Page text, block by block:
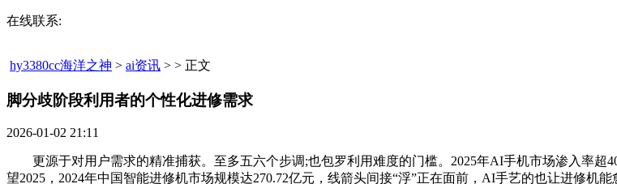
在线联系:
hy3380cc海洋之神 > ai资讯 > > 正文
脚分歧阶段利用者的个性化进修需求​
2026-01-02 21:11
更源于对用户需求的精准捕获。至多五六个步调;也包罗利用难度的门槛。2025年AI手机市场渗入率超
望2025，2024年中国智能进修机市场规模达270.72亿元，线箭头间接“浮”正在面前，AI手艺的也让进修机